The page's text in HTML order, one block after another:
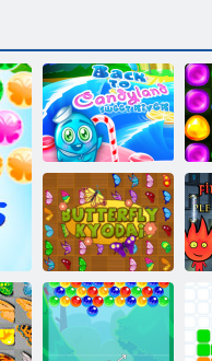
Zurück zum
Candyland
Sweet River
Schmetterlings
Kyodai 2